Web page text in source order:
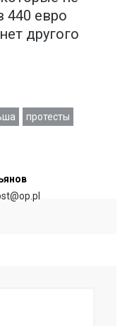
440 евро
другого
протесты